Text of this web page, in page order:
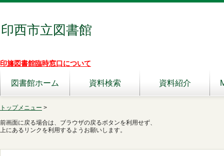
印西市立図書館
印旛図書館臨時窓口について
図書館ホーム 資料検索 資料紹介
トップメニュー >
前画面に戻る場合は、ブラウザの戻るボタンを利用せず、
上にあるリンクを利用するようお願いします。